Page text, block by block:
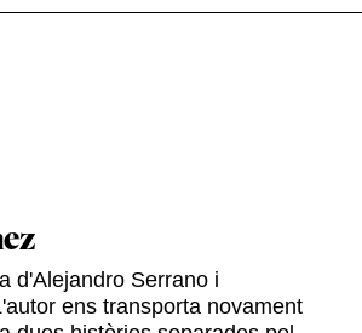
d'Alejandro Serrano i
ens transporta novament